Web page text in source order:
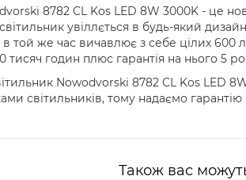
8782 CL Kos LED 8W 3000K - це
увіллється в будь-який
той же час вичавлює з себе цілих 600
годин плюс гарантія на нього 5
Nowodvorski 8782 CL Kos
світильників, тому надаємо
Також вас